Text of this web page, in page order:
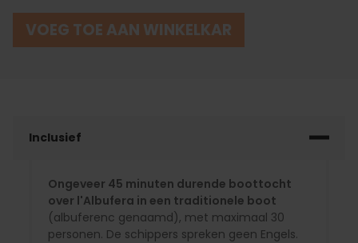
VOEG TOE AAN WINKELKAR
Inclusief
Ongeveer 45 minuten durende boottocht
over l'Albufera in een traditionele boot
(albuferenc genaamd), met maximaal 30
personen. De schippers spreken geen Engels.